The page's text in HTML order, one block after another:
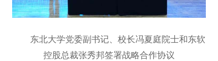
东北大学党委副 书记、校长冯夏庭院士和东软
控股总裁张秀邦签署战略合作协议